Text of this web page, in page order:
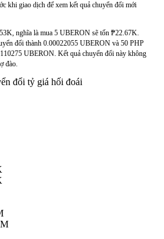
khi giao dịch để xem kết quả chuyển đổi mới
nghĩa là mua 5 UBERON sẽ tốn ₱22.67K.
đổi thành 0.00022055 UBERON và 50 PHP
UBERON. Kết quả chuyển đổi này không
đào.
đổi tỷ giá hối đoái